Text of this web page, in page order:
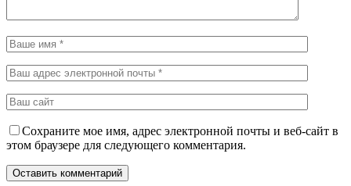
Сохраните мое имя, адрес электронной почты и веб-сайт в
этом браузере для следующего комментария.